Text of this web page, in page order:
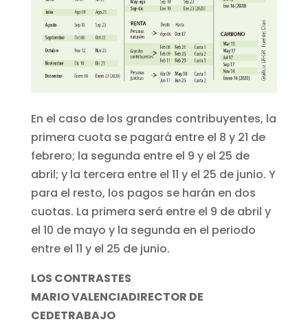
En el caso de los grandes contribuyentes, la
primera cuota se pagará entre el 8 y 21 de
febrero; la segunda entre el 9 y el 25 de
abril; y la tercera entre el 11 y el 25 de junio. Y
para el resto, los pagos se harán en dos
cuotas. La primera será entre el 9 de abril y
el 10 de mayo y la segunda en el periodo
entre el 11 y el 25 de junio.
LOS CONTRASTES
MARIO VALENCIADIRECTOR DE
CEDETRABAJO